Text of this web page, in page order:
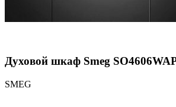
Духовой шкаф Smeg
SMEG